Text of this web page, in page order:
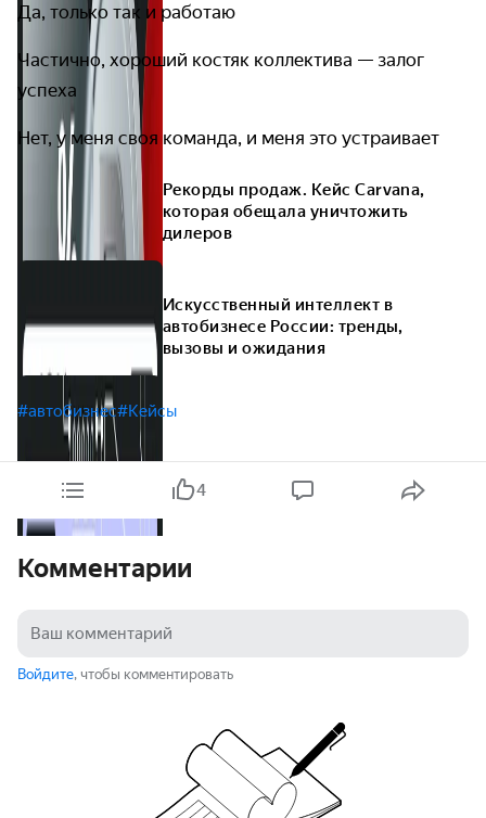
Да, только так и работаю
Частично, хороший костяк коллектива — залог
успеха
Нет, у меня своя команда, и меня это устраивает
Рекорды продаж. Кейс Carvana,
которая обещала уничтожить
дилеров
Искусственный интеллект в
автобизнесе России: тренды,
вызовы и ожидания
#автобизнес#Кейсы
4
Комментарии
Войдите, чтобы комментировать